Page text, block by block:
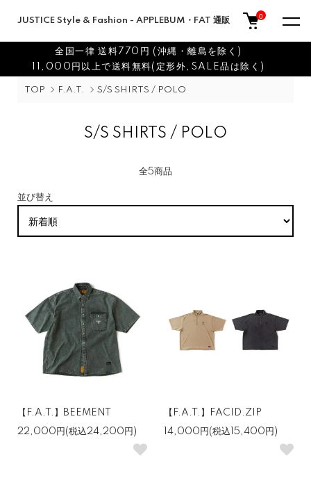
JUSTICE Style & Fashion - APPLEBUM・FAT 通販 0
全国一律 送料770円 (沖縄・離島を除く)
11,000円以上で送料無料(定形外,SALE品は除く)
TOP F.A.T. S/S SHIRTS / POLO
S/S SHIRTS / POLO
全5商品
並び替え
【F.A.T.】BEEMENT
22,000円(税込24,200円)
【F.A.T.】FACID.ZIP
14,000円(税込15,400円)